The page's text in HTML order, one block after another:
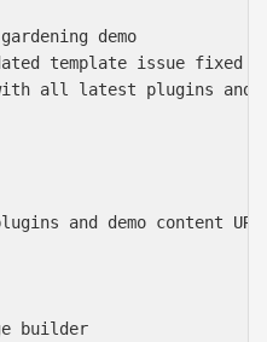
demo
template issue fixed
all latest plugins and
and demo content
builder